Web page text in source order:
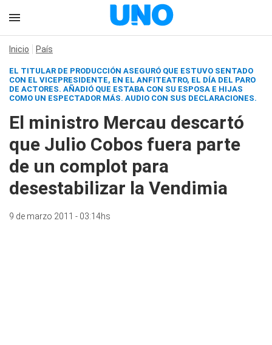
Inicio País
EL TITULAR DE PRODUCCIÓN ASEGURÓ QUE ESTUVO SENTADO
CON EL VICEPRESIDENTE, EN EL ANFITEATRO, EL DÍA DEL PARO
DE ACTORES. AÑADIÓ QUE ESTABA CON SU ESPOSA E HIJAS
COMO UN ESPECTADOR MÁS. AUDIO CON SUS DECLARACIONES.
El ministro Mercau descartó
que Julio Cobos fuera parte
de un complot para
desestabilizar la Vendimia
9 de marzo 2011 - 03:14hs